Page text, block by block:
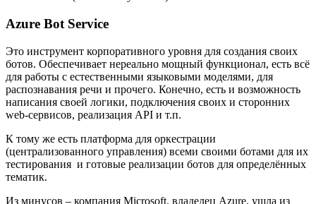
Azure Bot Service
Это инструмент корпоративного уровня для создания своих
ботов. Обеспечивает нереально мощный функционал, есть всё
для работы с естественными языковыми моделями, для
распознавания речи и прочего. Конечно, есть и возможность
написания своей логики, подключения своих и сторонних
web-сервисов, реализация API и т.п.
К тому же есть платформа для оркестрации
(централизованного управления) всеми своими ботами для их
тестирования и готовые реализации ботов для определённых
тематик.
Из минусов – компания Microsoft, владелец Azure, ушла из